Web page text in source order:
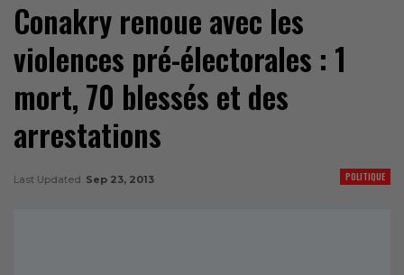
Conakry renoue avec les
violences pré-électorales : 1
mort, 70 blessés et des
arrestations
POLITIQUE
Last Updated Sep 23, 2013